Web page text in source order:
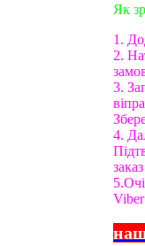
Як
1.
2.
3.
4.